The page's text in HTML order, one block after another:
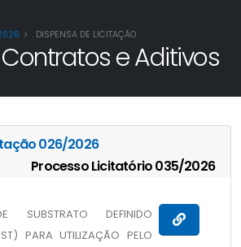
DISPENSA DE LICITAÇÃO
e Aditivos
026/2026
Processo Licitatório 035/2026
SUBSTRATO DEFINIDO
PARA UTILIZAÇÃO PELO